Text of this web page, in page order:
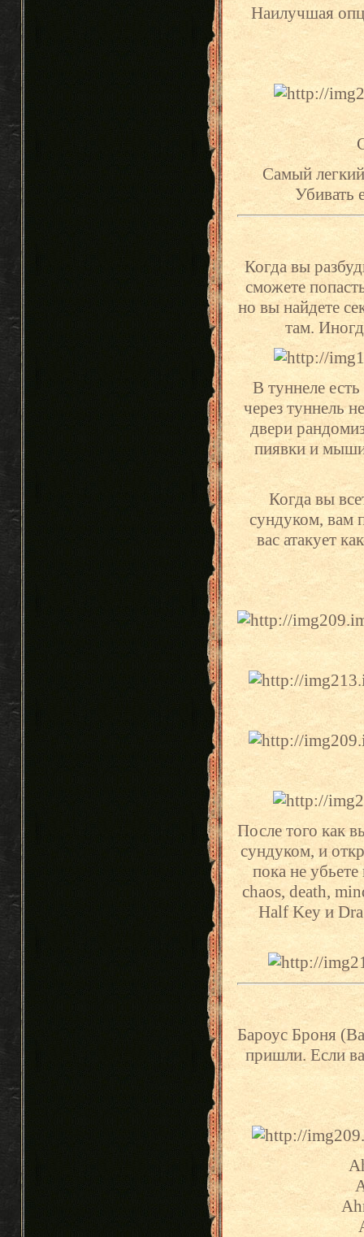
Наилучшая
Самый
Убивать
Когда вы
сможете
но вы найдете
там.
В туннеле
через туннель
двери
пиявки и
Когда вы
сундуком, вам
вас атакует
После того как
сундуком, и
пока не
chaos, death,
Half Key и
Бароус Броня
пришли. Если